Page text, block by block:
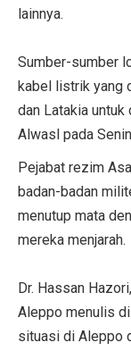
lainnya.
Sumber-sumber
kabel listrik yang
dan Latakia untuk
Alwasl pada
Pejabat rezim
badan-badan
menutup mata
mereka menjarah.
Dr. Hassan
Aleppo menulis
situasi di Aleppo